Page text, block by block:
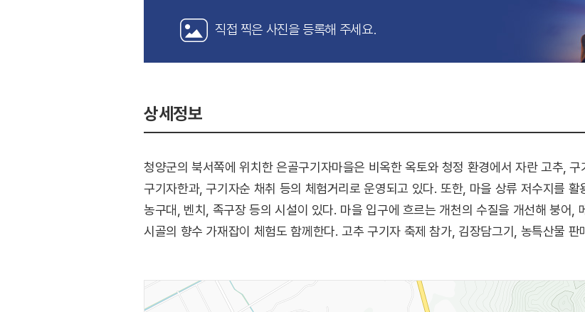
직접 찍은 사진을 등록해 주세요.
상세정보
청양군의 북서쪽에 위치한 은골구기자마을은 비옥한 옥토와 청정 환경에서 자란 고추,
구기자한과, 구기자순 채취 등의 체험거리로 운영되고 있다. 또한, 마을 상류 저수지를
농구대, 벤치, 족구장 등의 시설이 있다. 마을 입구에 흐르는 개천의 수질을 개선해 붕어,
시골의 향수 가재잡이 체험도 함께한다. 고추 구기자 축제 참가, 김장담그기, 농특산물